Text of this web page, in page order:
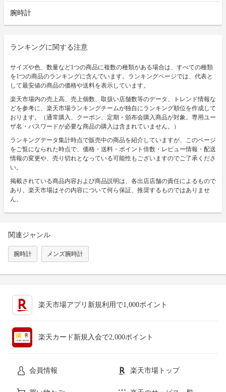
腕時計
ランキングに関する注意
サイズや色、数量など1つの商品に複数の種類がある場合は、すべての種類
を1つの商品のランキングに含んでいます。ランキングページでは、代表と
して最安値の商品の価格や送料を表示しています。
楽天市場内の売上高、売上個数、取扱い店舗数等のデータ、トレンド情報な
どを参考に、楽天市場ランキングチームが独自にランキング順位を作成して
おります。（通常購入、クーポン、定期・頒布会購入商品が対象。専用ユー
ザ名・パスワードが必要な商品の購入は含まれていません。）
ランキングデータ集計時点で販売中の商品を紹介していますが、このページ
をご覧になられた時点で、価格・送料・ポイント倍数・レビュー情報・配送
情報の変更や、売り切れとなっている可能性もございますのでご了承くださ
い。
掲載されている商品内容および商品説明は、各出店店舗の責任によるもので
あり、楽天市場はその内容について何ら保証、推奨するものではありませ
ん。
関連ジャンル
腕時計 メンズ腕時計
楽天市場アプリ新規利用で1,000ポイント
楽天カード新規入会で2,000ポイント
会員情報 楽天市場トップ